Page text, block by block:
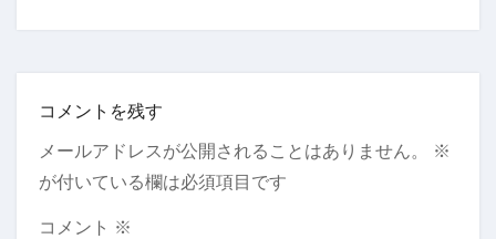
コメントを残す
メールアドレスが公開されることはありません。
※
が付いている欄は必須項目です
コメント ※